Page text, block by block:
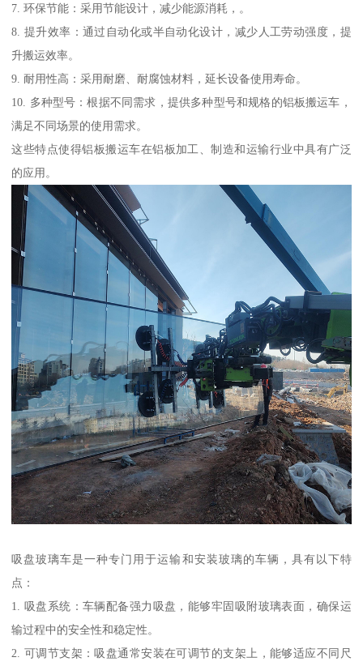
7. 环保节能：采用节能设计，减少能源消耗，。
8. 提升效率：通过自动化或半自动化设计，减少人工劳动强度，提
升搬运效率。
9. 耐用性高：采用耐磨、耐腐蚀材料，延长设备使用寿命。
10. 多种型号：根据不同需求，提供多种型号和规格的铝板搬运车，
满足不同场景的使用需求。
这些特点使得铝板搬运车在铝板加工、制造和运输行业中具有广泛
的应用。
吸盘玻璃车是一种专门用于运输和安装玻璃的车辆，具有以下特
点：
1. 吸盘系统：车辆配备强力吸盘，能够牢固吸附玻璃表面，确保运
输过程中的安全性和稳定性。
2. 可调节支架：吸盘通常安装在可调节的支架上，能够适应不同尺